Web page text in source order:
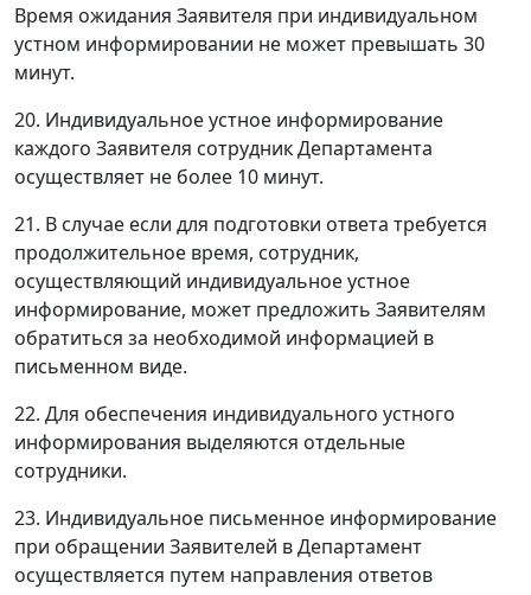
Время ожидания Заявителя при индивидуальном
устном информировании не может превышать 30
минут.
20. Индивидуальное устное информирование
каждого Заявителя сотрудник Департамента
осуществляет не более 10 минут.
21. В случае если для подготовки ответа требуется
продолжительное время, сотрудник,
осуществляющий индивидуальное устное
информирование, может предложить Заявителям
обратиться за необходимой информацией в
письменном виде.
22. Для обеспечения индивидуального устного
информирования выделяются отдельные
сотрудники.
23. Индивидуальное письменное информирование
при обращении Заявителей в Департамент
осуществляется путем направления ответов